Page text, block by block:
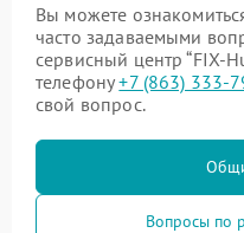
Вы можете
часто задаваемыми
сервисный центр “FIX-
телефону+7 (863) 333-
свой вопрос.
Вопросы по